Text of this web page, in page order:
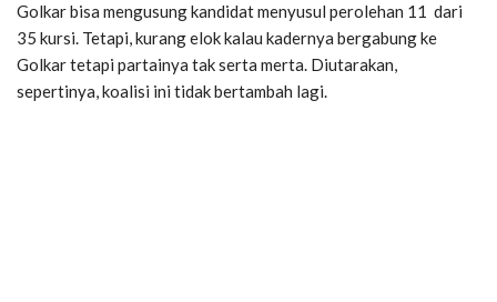
Golkar bisa mengusung kandidat menyusul perolehan 11 dari
35 kursi. Tetapi, kurang elok kalau kadernya bergabung ke
Golkar tetapi partainya tak serta merta. Diutarakan,
sepertinya, koalisi ini tidak bertambah lagi.